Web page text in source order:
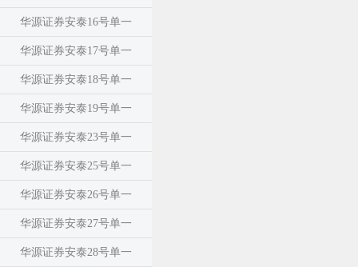
华源证券安泰16号单一
华源证券安泰17号单一
华源证券安泰18号单一
华源证券安泰19号单一
华源证券安泰23号单一
华源证券安泰25号单一
华源证券安泰26号单一
华源证券安泰27号单一
华源证券安泰28号单一